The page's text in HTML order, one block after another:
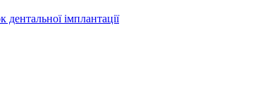
дентальної імплантації